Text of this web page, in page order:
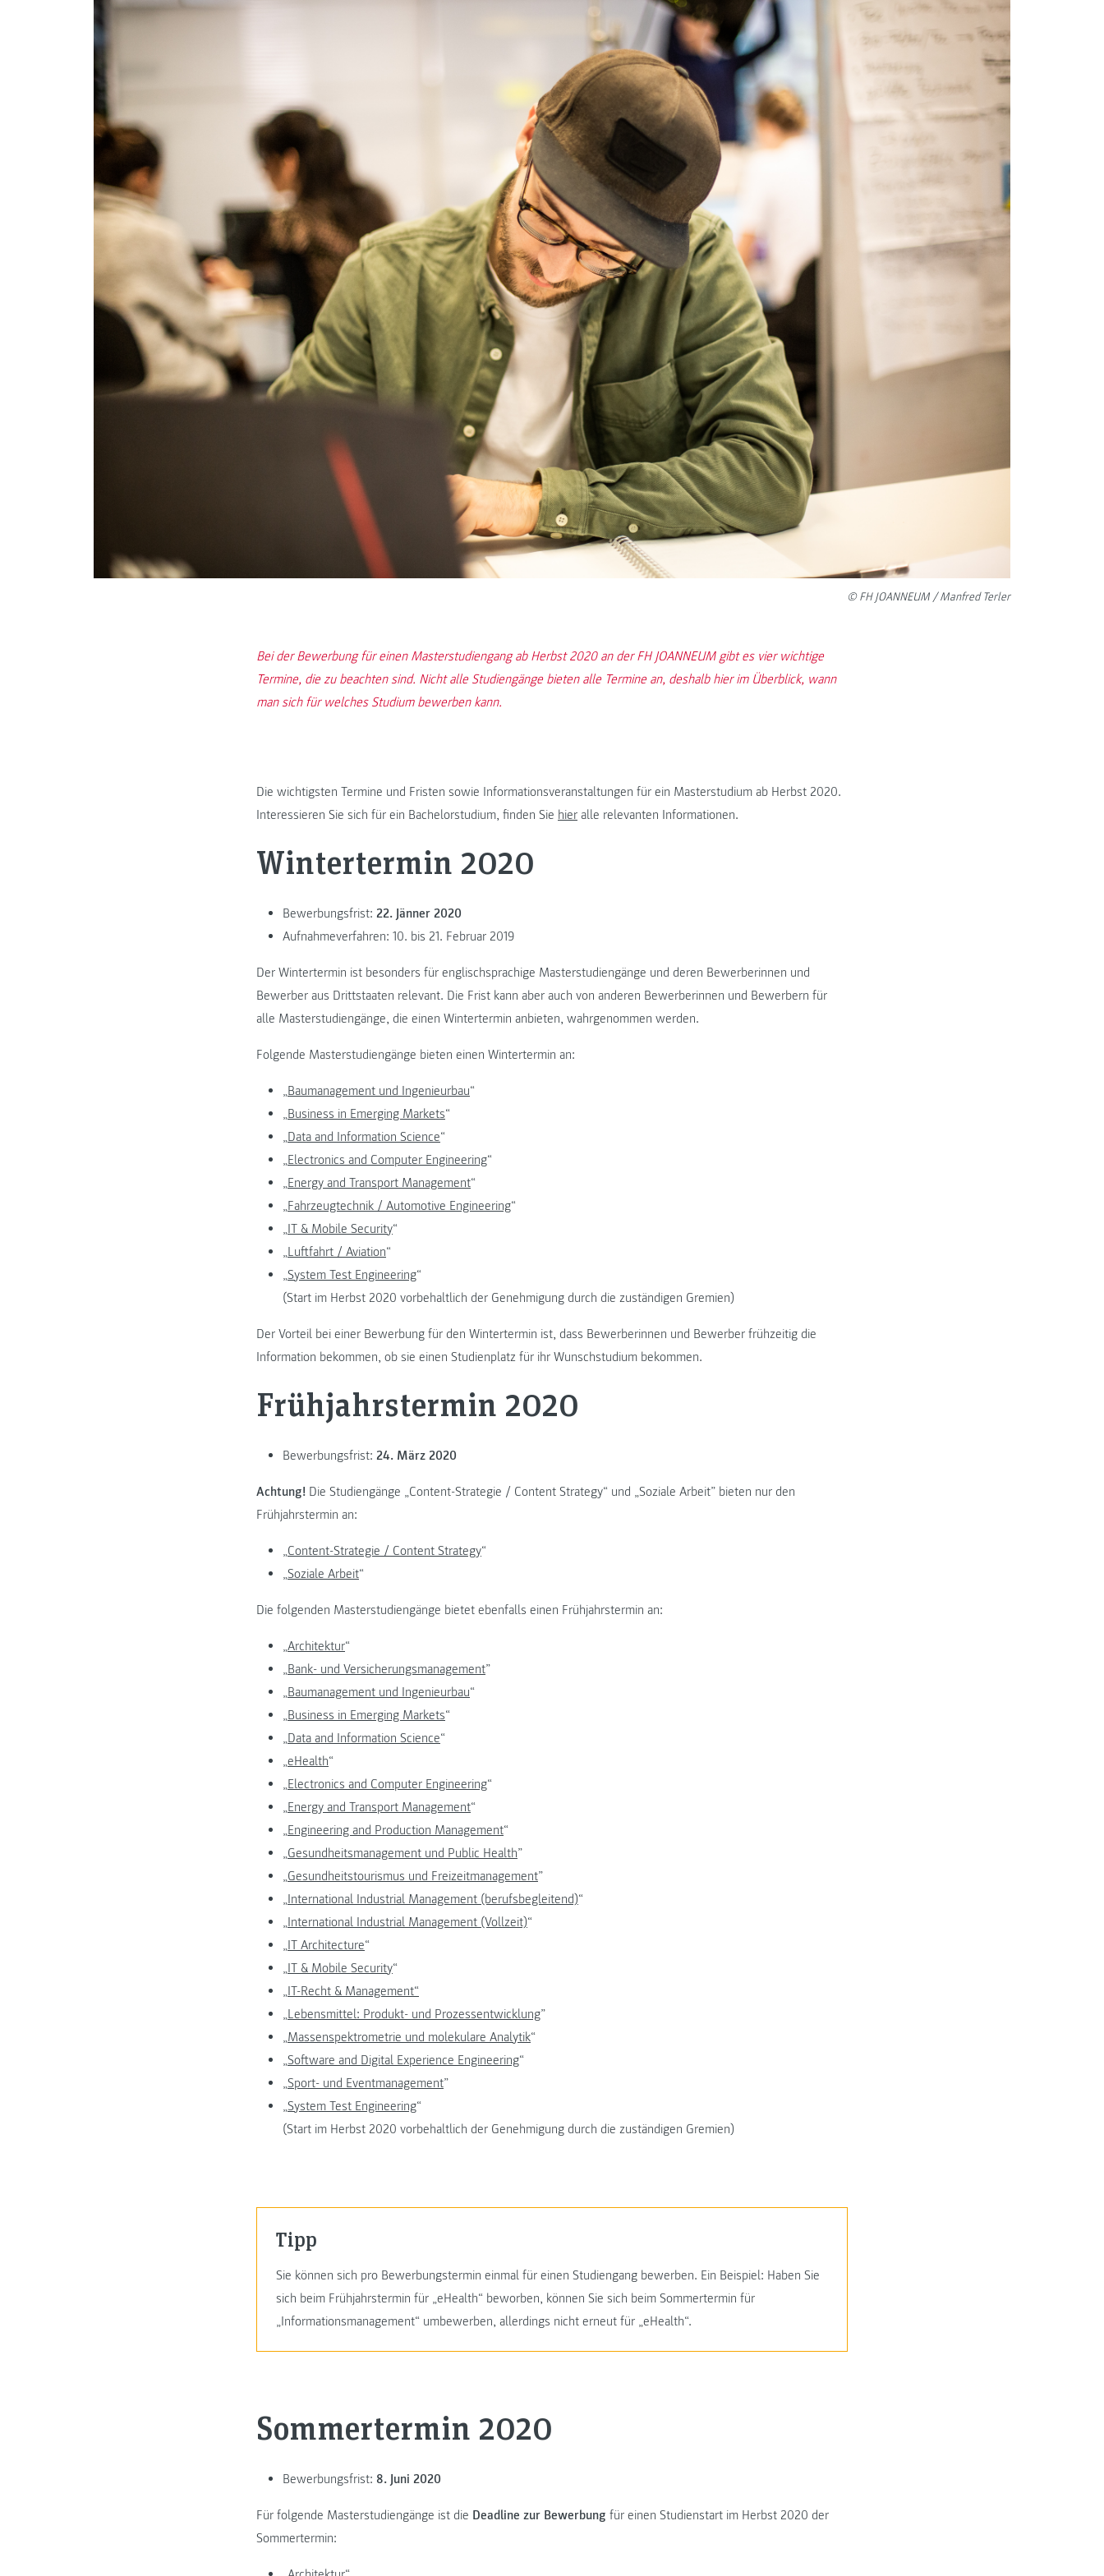
© FH JOANNEUM / Manfred Terler
Bei der Bewerbung für einen Masterstudiengang ab Herbst 2020 an der FH JOANNEUM gibt es vier wichtige
Termine, die zu beachten sind. Nicht alle Studiengänge bieten alle Termine an, deshalb hier im Überblick, wann
man sich für welches Studium bewerben kann.
Die wichtigsten Termine und Fristen sowie Informationsveranstaltungen für ein Masterstudium ab Herbst 2020.
Interessieren Sie sich für ein Bachelorstudium, finden Sie hier alle relevanten Informationen.
Wintertermin 2020
Bewerbungsfrist: 22. Jänner 2020
Aufnahmeverfahren: 10. bis 21. Februar 2019
Der Wintertermin ist besonders für englischsprachige Masterstudiengänge und deren Bewerberinnen und
Bewerber aus Drittstaaten relevant. Die Frist kann aber auch von anderen Bewerberinnen und Bewerbern für
alle Masterstudiengänge, die einen Wintertermin anbieten, wahrgenommen werden.
Folgende Masterstudiengänge bieten einen Wintertermin an:
„Baumanagement und Ingenieurbau“
„Business in Emerging Markets“
„Data and Information Science“
„Electronics and Computer Engineering“
„Energy and Transport Management“
„Fahrzeugtechnik / Automotive Engineering“
„IT & Mobile Security“
„Luftfahrt / Aviation“
„System Test Engineering“
(Start im Herbst 2020 vorbehaltlich der Genehmigung durch die zuständigen Gremien)
Der Vorteil bei einer Bewerbung für den Wintertermin ist, dass Bewerberinnen und Bewerber frühzeitig die
Information bekommen, ob sie einen Studienplatz für ihr Wunschstudium bekommen.
Frühjahrstermin 2020
Bewerbungsfrist: 24. März 2020
Achtung! Die Studiengänge „Content-Strategie / Content Strategy“ und „Soziale Arbeit” bieten nur den
Frühjahrstermin an:
„Content-Strategie / Content Strategy“
„Soziale Arbeit“
Die folgenden Masterstudiengänge bietet ebenfalls einen Frühjahrstermin an:
„Architektur“
„Bank- und Versicherungsmanagement”
„Baumanagement und Ingenieurbau“
„Business in Emerging Markets“
„Data and Information Science“
„eHealth“
„Electronics and Computer Engineering“
„Energy and Transport Management“
„Engineering and Production Management“
„Gesundheitsmanagement und Public Health”
„Gesundheitstourismus und Freizeitmanagement”
„International Industrial Management (berufsbegleitend)“
„International Industrial Management (Vollzeit)“
„IT Architecture“
„IT & Mobile Security“
„IT-Recht & Management“
„Lebensmittel: Produkt- und Prozessentwicklung”
„Massenspektrometrie und molekulare Analytik“
„Software and Digital Experience Engineering“
„Sport- und Eventmanagement”
„System Test Engineering“
(Start im Herbst 2020 vorbehaltlich der Genehmigung durch die zuständigen Gremien)
Tipp
Sie können sich pro Bewerbungstermin einmal für einen Studiengang bewerben. Ein Beispiel: Haben Sie
sich beim Frühjahrstermin für „eHealth“ beworben, können Sie sich beim Sommertermin für
„Informationsmanagement“ umbewerben, allerdings nicht erneut für „eHealth“.
Sommertermin 2020
Bewerbungsfrist: 8. Juni 2020
Für folgende Masterstudiengänge ist die Deadline zur Bewerbung für einen Studienstart im Herbst 2020 der
Sommertermin: